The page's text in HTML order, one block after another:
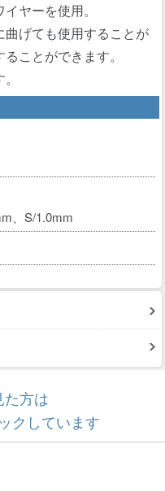
ヤーを使用。
げても使用することが
ことができます。
、S/1.0mm
た方は
クしています